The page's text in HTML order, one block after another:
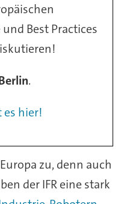
Best Practices
.
hier!
zu, denn auch
der IFR eine stark